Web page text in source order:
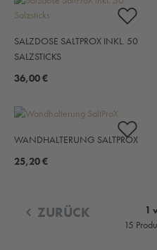
SALZDOSE SALTPROX INKL. 50
SALZSTICKS
36,00 €
WANDHALTERUNG SALTPROX
25,20 €
ZURÜCK
1
15